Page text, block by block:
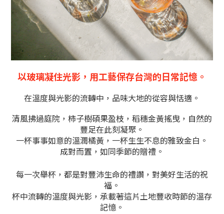
以玻璃凝住光影，用工藝保存台灣的日常記憶。
在溫度與光影的流轉中，品味大地的從容與恬適。
清風拂過庭院，柿子樹碩果盈枝，稻穗金黃搖曳，自然的
豐足在此刻凝聚。
一杯事事如意的溫潤橘黃，一杯生生不息的雅致金白。
成對而置，如同季節的贈禮。
每一次舉杯，都是對豐沛生命的禮讚，對美好生活的祝
福。
杯中流轉的溫度與光影，承載著這片土地豐收時節的溫存
記憶。